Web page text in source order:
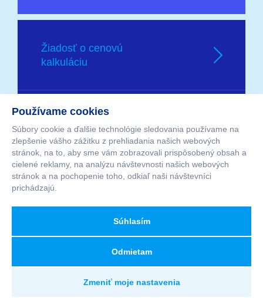
Používame cookies
Súbory cookie a ďalšie technológie sledovania používame na
zlepšenie vášho zážitku z prehliadania našich webových
stránok, na to, aby sme vám zobrazovali prispôsobený obsah a
cielené reklamy, na analýzu návštevnosti našich webových
stránok a na pochopenie toho, odkiaľ naši návštevníci
prichádzajú.
Súhlasím
Odmietam
Zmeniť moje nastavenia
Žiadosť o cenovú
kalkuláciu
Žiadosť o zber
odpadovej fólie
Webstránku zabalilo Art4web